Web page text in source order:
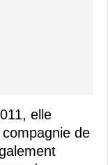
elle
de